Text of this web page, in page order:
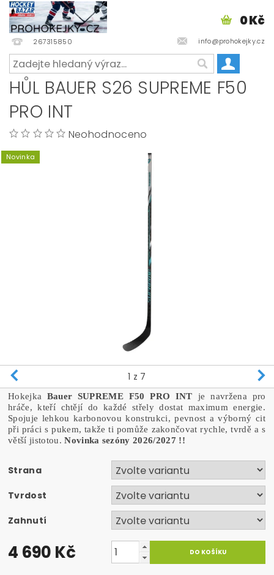
267315850 info@prohokejky.cz
0 Kč
HŮL BAUER S26 SUPREME F50
PRO INT
Neohodnoceno
Novinka
1 z 7
Hokejka Bauer SUPREME F50 PRO INT je navržena pro
hráče, kteří chtějí do každé střely dostat maximum energie.
Spojuje lehkou karbonovou konstrukci, pevnost a výborný cit
při práci s pukem, takže ti pomůže zakončovat rychle, tvrdě a s
větší jistotou. Novinka sezóny 2026/2027 !!
Strana
Tvrdost
Zahnutí
4 690 Kč